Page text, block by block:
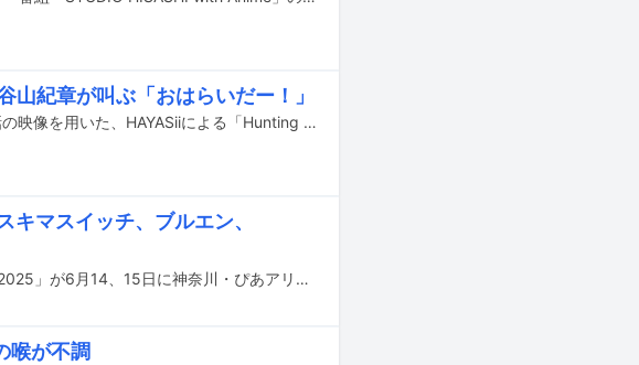
山紀章が叫ぶ「おはらいだー！」
昨日8月7日に放送されたテレビアニメ「ダンダダン」第18話の映像を用いた、HAYASiiによる「Hunting Soul」のリリックビデオがYouTubeで公開された。
マスイッチ、ブルエン、
FLOW主催のアニソンロックフェス「FLOW THE FESTIVAL 2025」が6月14、15日に神奈川・ぴあアリーナMMで開催された。
喉が不調